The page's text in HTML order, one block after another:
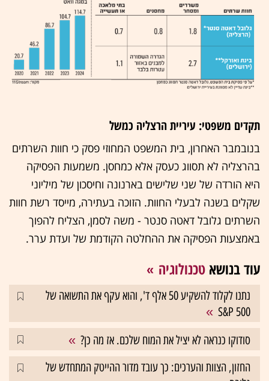
תקדים משפטי: עיריית הרצליה כמשל
בנובמבר האחרון, בית המשפט המחוזי פסק כי חוות השרתים
בהרצליה לא תסווג כעסק אלא כמחסן. משמעות הפסיקה
היא הורדה של שני שלישים בארנונה וחיסכון של מיליוני
שקלים בשנה לבעלי החוות. הזוכה בעתירה, מייסד רשת חוות
השרתים גלובל דאטה סנטר - משה לסמן, הצליח להפוך
באמצעות הפסיקה את ההחלטה הקודמת של ועדת ערר.
עוד בנושא טכנולוגיה
נתנו לקלוד להשקיע 50 אלף ד', והוא עקף את התשואה של
S&P 500
סודוקו כנראה לא יציל את המוח שלכם. אז מה כן?
החזון, הצוות והערכים: כך עובד מדור ההייטק המתחדש של